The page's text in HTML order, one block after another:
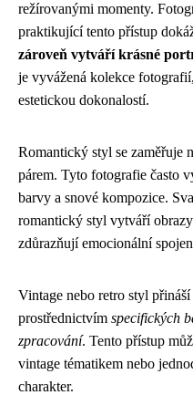
režírovanými momenty.
praktikující tento přístup
zároveň vytváří krásné
je vyvážená kolekce
estetickou dokonalostí.
Romantický styl se zaměřuje
párem. Tyto fotografie často
barvy a snové kompozice.
romantický styl vytváří
zdůrazňují emocionální
Vintage nebo retro styl
prostřednictvím specifických
zpracování. Tento přístup
vintage tématikem nebo
charakter.